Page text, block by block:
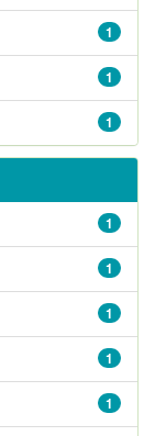
1
1
1
1
1
1
1
1